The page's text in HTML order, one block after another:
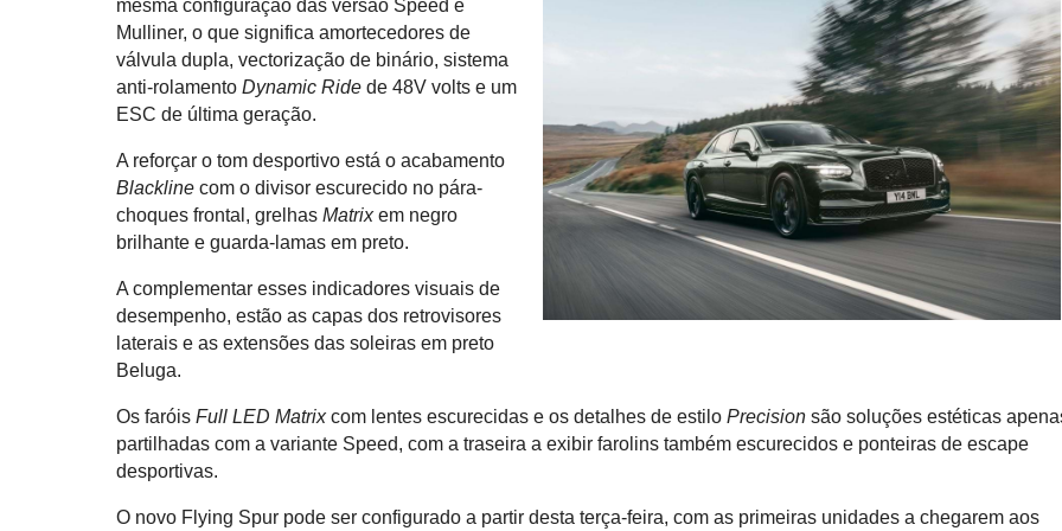
mesma configuração das versão Speed e
Mulliner, o que significa amortecedores de
válvula dupla, vectorização de binário, sistema
anti-rolamentoDynamic Ride de 48V volts e um
ESC de última geração.
A reforçar o tom desportivo está o acabamento
Blackline com o divisor escurecido no pára-
choques frontal, grelhasMatrixem negro
brilhante e guarda-lamas em preto.
A complementar esses indicadores visuais de
desempenho, estão as capas dos retrovisores
laterais e as extensões das soleiras em preto
Beluga.
Os faróisFull LED Matrixcom lentes escurecidas e os detalhes de estiloPrecision são soluções estéticas
partilhadas com a variante Speed, com a traseira a exibir farolins também escurecidos e ponteiras de escape
desportivas.
O novo Flying Spur pode ser configurado a partir desta terça-feira, com as primeiras unidades a chegarem aos